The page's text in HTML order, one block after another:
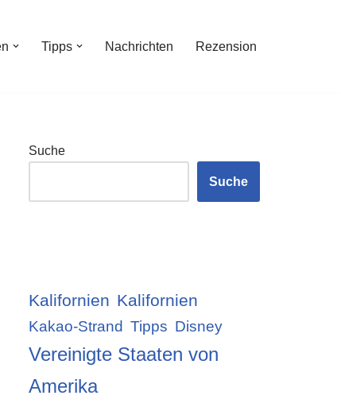
Tipps Nachrichten Rezension
Suche
Suche
Kalifornien Kalifornien
Kakao-Strand Tipps Disney
Vereinigte Staaten von
Amerika